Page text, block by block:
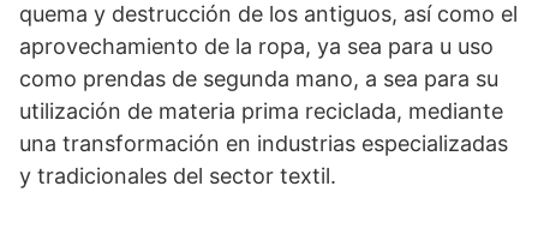
quema y destrucción de los antiguos, así como el
aprovechamiento de la ropa, ya sea para u uso
como prendas de segunda mano, a sea para su
utilización de materia prima reciclada, mediante
una transformación en industrias especializadas
y tradicionales del sector textil.